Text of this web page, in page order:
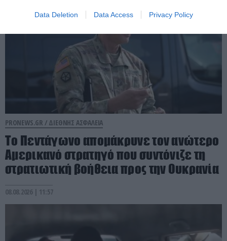
Data Deletion Data Access Privacy Policy
PRONEWS.GR / ΔΙΕΘΝΗΣ ΑΣΦΑΛΕΙΑ
Το Πεντάγωνο απομάκρυνε τον ανώτερο
Αμερικανό στρατηγό που συντόνιζε τη
στρατιωτική βοήθεια προς την Ουκρανία
08.08.2026 | 11:57